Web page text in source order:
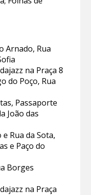
Arnado, Rua
na Praça 8
do Poço, Rua
Passaporte
João das
Rua da Sota,
e Paço do
Borges
na Praça